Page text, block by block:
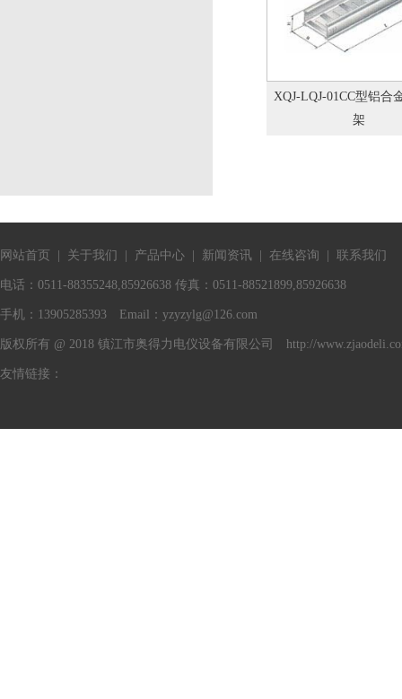
XQJ-LQJ-01CC型铝合
架
网站首页 关于我们 产品中心 新闻资讯 在线咨询 联系我们
电话：0511-88355248,85926638 传真：0511-88521899,85926638
手机：13905285393 Email： yzyzylg@126.com
版权所有 @ 2018 镇江市奥得力电仪设备有限公司 http://
友情链接：